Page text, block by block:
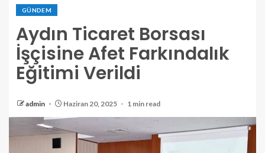
GÜNDEM
Aydın Ticaret Borsası
İşçisine Afet Farkındalık
Eğitimi Verildi
admin Haziran 20, 2025 1 min read